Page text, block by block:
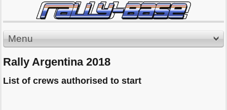
Menu
Rally Argentina 2018
List of crews authorised to start